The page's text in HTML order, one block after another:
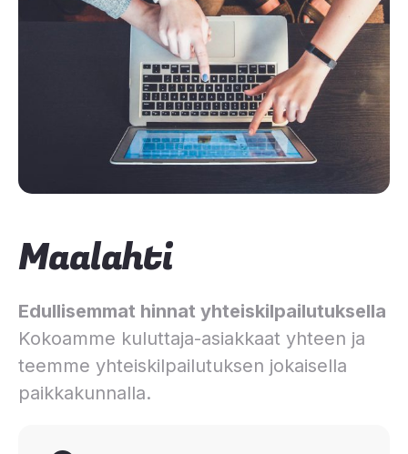
Maalahti
Edullisemmat hinnat yhteiskilpailutuksella
Kokoamme kuluttaja-asiakkaat yhteen ja
teemme yhteiskilpailutuksen jokaisella
paikkakunnalla.